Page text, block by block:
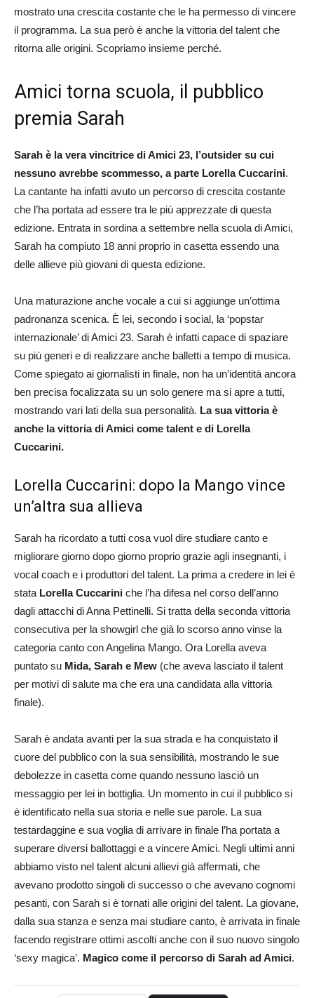
mostrato una crescita costante che le ha permesso di vincere
il programma. La sua però è anche la vittoria del talent che
ritorna alle origini. Scopriamo insieme perché.
Amici torna scuola, il pubblico
premia Sarah
Sarah è la vera vincitrice di Amici 23, l’outsider su cui
nessuno avrebbe scommesso, a parte Lorella Cuccarini.
La cantante ha infatti avuto un percorso di crescita costante
che l’ha portata ad essere tra le più apprezzate di questa
edizione. Entrata in sordina a settembre nella scuola di Amici,
Sarah ha compiuto 18 anni proprio in casetta essendo una
delle allieve più giovani di questa edizione.
Una maturazione anche vocale a cui si aggiunge un’ottima
padronanza scenica. È lei, secondo i social, la ‘popstar
internazionale’ di Amici 23. Sarah è infatti capace di spaziare
su più generi e di realizzare anche balletti a tempo di musica.
Come spiegato ai giornalisti in finale, non ha un’identità ancora
ben precisa focalizzata su un solo genere ma si apre a tutti,
mostrando vari lati della sua personalità. La sua vittoria è
anche la vittoria di Amici come talent e di Lorella
Cuccarini.
Lorella Cuccarini: dopo la Mango vince
un’altra sua allieva
Sarah ha ricordato a tutti cosa vuol dire studiare canto e
migliorare giorno dopo giorno proprio grazie agli insegnanti, i
vocal coach e i produttori del talent. La prima a credere in lei è
stata Lorella Cuccarini che l’ha difesa nel corso dell’anno
dagli attacchi di Anna Pettinelli. Si tratta della seconda vittoria
consecutiva per la showgirl che già lo scorso anno vinse la
categoria canto con Angelina Mango. Ora Lorella aveva
puntato su Mida, Sarah e Mew (che aveva lasciato il talent
per motivi di salute ma che era una candidata alla vittoria
finale).
Sarah è andata avanti per la sua strada e ha conquistato il
cuore del pubblico con la sua sensibilità, mostrando le sue
debolezze in casetta come quando nessuno lasciò un
messaggio per lei in bottiglia. Un momento in cui il pubblico si
è identificato nella sua storia e nelle sue parole. La sua
testardaggine e sua voglia di arrivare in finale l’ha portata a
superare diversi ballottaggi e a vincere Amici. Negli ultimi anni
abbiamo visto nel talent alcuni allievi già affermati, che
avevano prodotto singoli di successo o che avevano cognomi
pesanti, con Sarah si è tornati alle origini del talent. La giovane,
dalla sua stanza e senza mai studiare canto, è arrivata in finale
facendo registrare ottimi ascolti anche con il suo nuovo singolo
‘sexy magica’. Magico come il percorso di Sarah ad Amici.